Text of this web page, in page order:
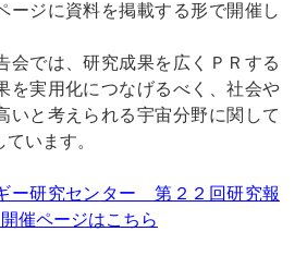
ージに資料を掲載する形で開催し
では、研究成果を広くＰＲする
を実用化につなげるべく、社会や
いと考えられる宇宙分野に関して
います。
ー研究センター 第２２回研究報
催ページはこちら